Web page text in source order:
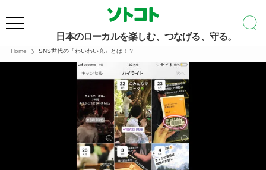
日本のローカルを楽しむ、つなげる、守る。
Home SNS世代の「わいわい充」とは！？